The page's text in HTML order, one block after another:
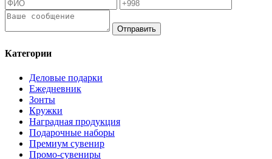
Отправить
Категории
Деловые подарки
Ежедневник
Зонты
Кружки
Наградная продукция
Подарочные наборы
Премиум сувенир
Промо-сувениры